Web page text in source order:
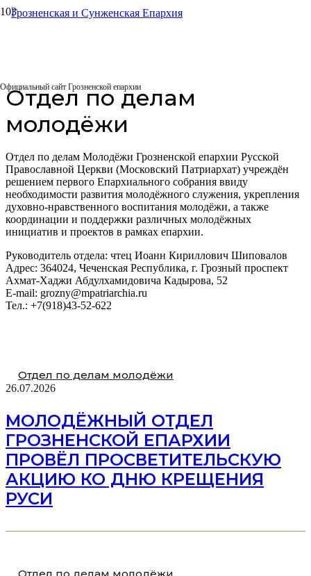
Официальный сайт Грозненской епархии
Отдел по делам
молодёжи
Отдел по делам Молодёжи Грозненской епархии Русской
Православной Церкви (Московский Патриархат) учреждён
решением первого Епархиального собрания ввиду
необходимости развития молодёжного служения, укрепления
духовно-нравственного воспитания молодёжи, а также
координации и поддержки различных молодёжных
инициатив и проектов в рамках епархии.
Руководитель отдела: чтец Иоанн Кириллович Шиповалов
Адрес: 364024, Чеченская Республика, г. Грозный проспект
Ахмат-Хаджи Абдулхамидовича Кадырова, 52
E-mail: grozny@mpatriarchia.ru
Тел.: +7(918)43-52-622
Отдел по делам молодёжи
26.07.2026
МОЛОДЁЖНЫЙ ОТДЕЛ
ГРОЗНЕНСКОЙ ЕПАРХИИ
ПРОВЁЛ ПРОСВЕТИТЕЛЬСКУЮ
АКЦИЮ КО ДНЮ КРЕЩЕНИЯ
РУСИ